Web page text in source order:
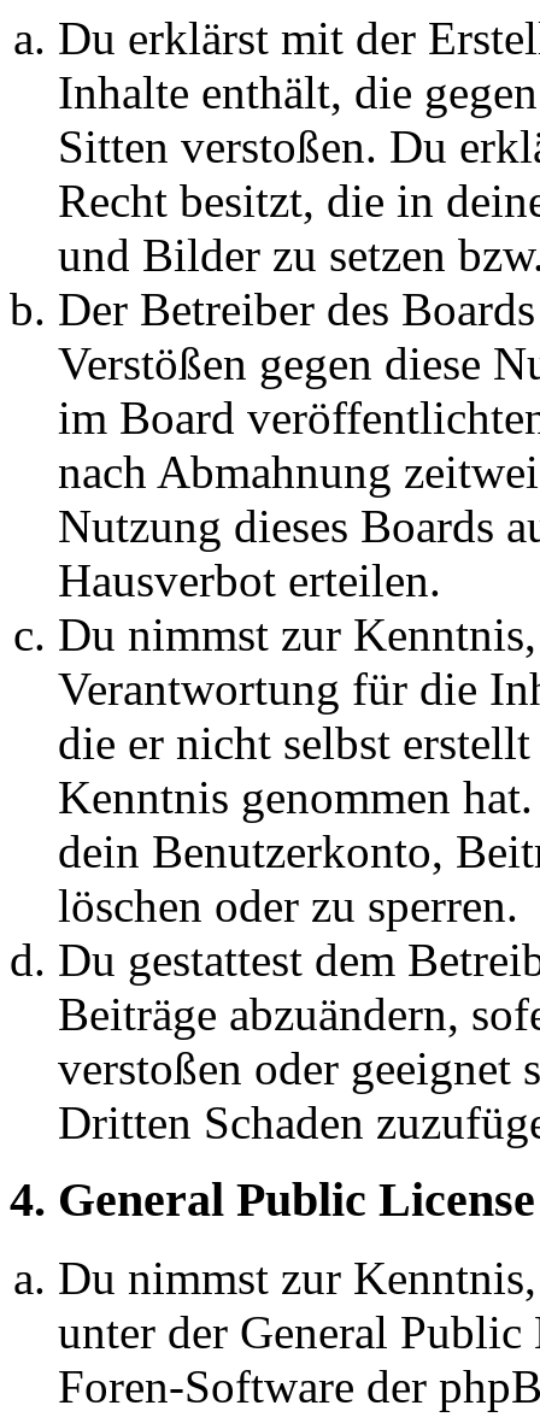
Du erklärst mit der
Inhalte enthält, die
Sitten verstoßen. Du
Recht besitzt, die in
und Bilder zu setzen
Der Betreiber des
Verstößen gegen diese
im Board
nach Abmahnung
Nutzung dieses Boards
Hausverbot erteilen.
Du nimmst zur
Verantwortung für die
die er nicht selbst
Kenntnis genommen
dein Benutzerkonto,
löschen oder zu sperren.
Du gestattest dem
Beiträge abzuändern,
verstoßen oder geeignet
Dritten Schaden
4. General Public License
Du nimmst zur
unter der General
Foren-Software der